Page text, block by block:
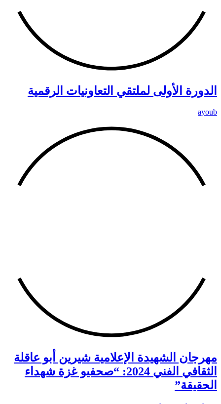
الدورة الأولى لملتقي التعاونيات الرقمية
ayoub
مهرجان الشهيدة الإعلامية شيرين أبو عاقلة
الثقافي الفني 2024: “صحفيو غزة شهداء
الحقيقة”